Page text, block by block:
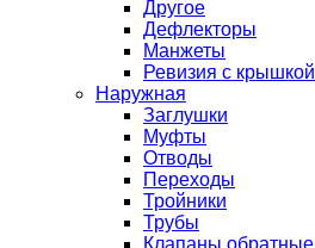
Другое
Дефлекторы
Манжеты
Ревизия с крышкой
Наружная
Заглушки
Муфты
Отводы
Переходы
Тройники
Трубы